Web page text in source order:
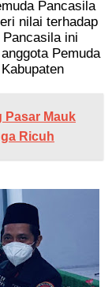
Pancasila
nilai terhadap
ini
Pemuda
Pasar Mauk
Ricuh